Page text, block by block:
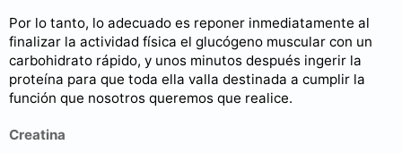
Por lo tanto, lo adecuado es reponer inmediatamente al
finalizar la actividad física el glucógeno muscular con un
carbohidrato rápido, y unos minutos después ingerir la
proteína para que toda ella valla destinada a cumplir la
función que nosotros queremos que realice.
Creatina